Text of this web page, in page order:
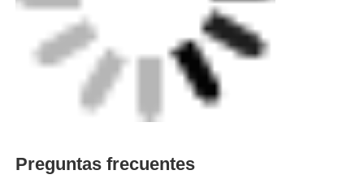
Preguntas frecuentes